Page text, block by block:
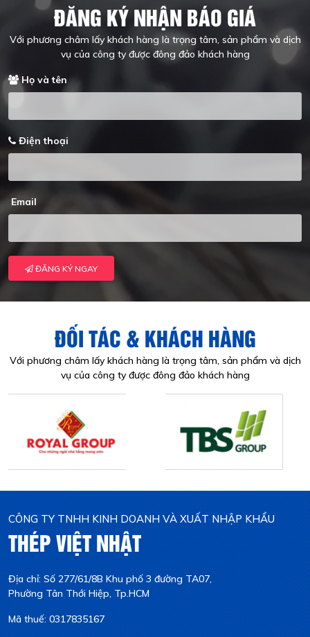
ĐĂNG KÝ NHẬN BÁO GIÁ
Với phương châm lấy khách hàng là trọng tâm, sản phẩm và dịch
vụ của công ty được đông đảo khách hàng
Họ và tên
Điện thoại
Email
ĐĂNG KÝ NGAY
ĐỐI TÁC & KHÁCH HÀNG
Với phương châm lấy khách hàng là trọng tâm, sản phẩm và dịch
vụ của công ty được đông đảo khách hàng
CÔNG TY TNHH KINH DOANH VÀ XUẤT NHẬP KHẨU
THÉP VIỆT NHẬT
Địa chỉ: Số 277/61/8B Khu phố 3 đường TA07,
Phường Tân Thới Hiệp, Tp.HCM
Mã thuế: 0317835167